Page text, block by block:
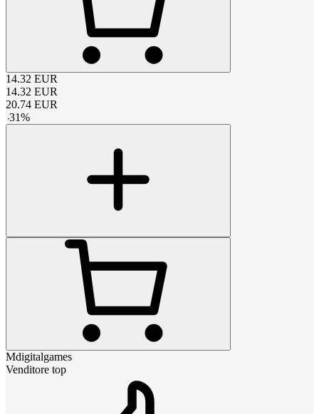
14.32 EUR
14.32 EUR
20.74 EUR
-31%
Mdigitalgames
Venditore top